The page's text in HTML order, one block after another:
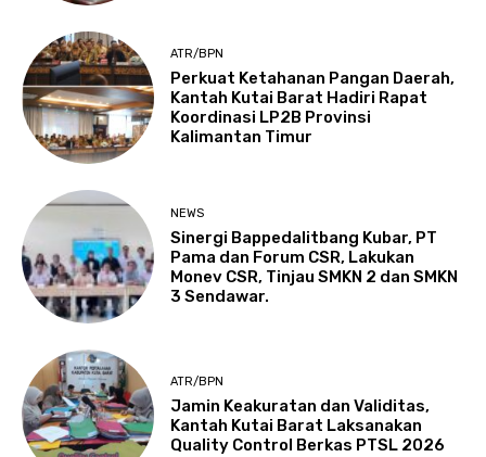
ATR/BPN
Perkuat Ketahanan Pangan Daerah,
Kantah Kutai Barat Hadiri Rapat
Koordinasi LP2B Provinsi
Kalimantan Timur
NEWS
Sinergi Bappedalitbang Kubar, PT
Pama dan Forum CSR, Lakukan
Monev CSR, Tinjau SMKN 2 dan SMKN
3 Sendawar.
ATR/BPN
Jamin Keakuratan dan Validitas,
Kantah Kutai Barat Laksanakan
Quality Control Berkas PTSL 2026